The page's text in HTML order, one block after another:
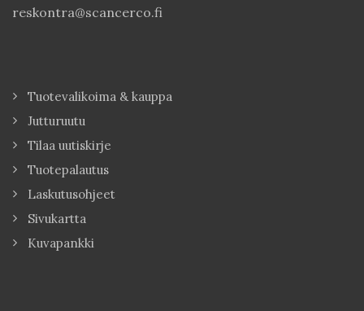
reskontra@scancerco.fi
Tuotevalikoima & kauppa
Jutturuutu
Tilaa uutiskirje
Tuotepalautus
Laskutusohjeet
Sivukartta
Kuvapankki